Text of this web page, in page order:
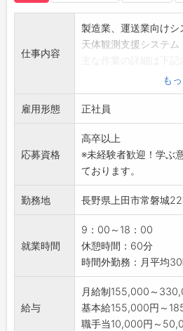
仕事内容
製造業、運送業向けシ
天体観測支援システム
・C言語でのPicマイ
・Microsoft Visual
・JAVA
・PHP
・データベース（
■電子回路設計
・実装設計
・基本設計
・回路評価
・アナログ・デジタル
・はんだ作業
■機械設計
・機構設計
・図面作成
も
雇用形態 正社員
応募資格
高卒以上
※未経験者歓迎！学ぶ
ております。
勤務地 長野県上田市常磐城
就業時間
9：00～18：00
休憩時間：60分
時間外勤務：月平均
給与
月給制155,000～
基本給155,000円～
職手当10,000円～